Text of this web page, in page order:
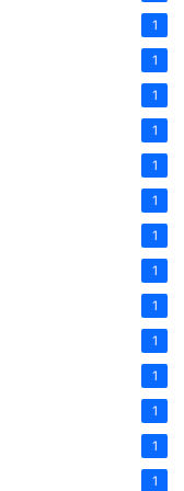
1
1
1
1
1
1
1
1
1
1
1
1
1
1